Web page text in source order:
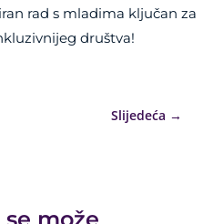
rad s mladima ključan za
društva!
Slijedeća →